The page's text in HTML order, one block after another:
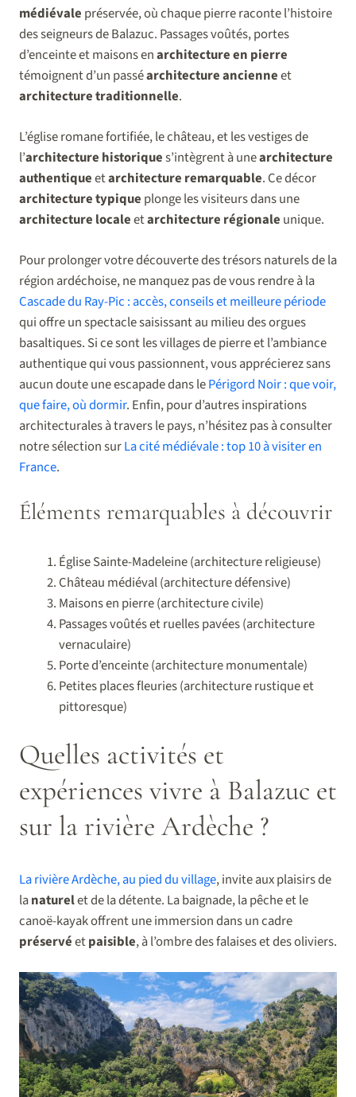
médiévale préservée, où chaque pierre raconte l’histoire
des seigneurs de Balazuc. Passages voûtés, portes
d’enceinte et maisons enarchitecture en pierre
témoignent d’un passéarchitecture ancienneet
architecture traditionnelle.
L’église romane fortifiée, le château, et les vestiges de
l’architecture historiques’intègrent à unearchitecture
authentiqueetarchitecture remarquable. Ce décor
architecture typique plonge les visiteurs dans une
architecture localeetarchitecture régionale unique.
Pour prolonger votre découverte des trésors naturels de la
région ardéchoise, ne manquez pas de vous rendre à la
Cascade du Ray-Pic : accès, conseils et meilleure période
qui offre un spectacle saisissant au milieu des orgues
basaltiques. Si ce sont les villages de pierre et l’ambiance
authentique qui vous passionnent, vous apprécierez sans
aucun doute une escapade dans lePérigord Noir : que voir,
que faire, où dormir. Enfin, pour d’autres inspirations
architecturales à travers le pays, n’hésitez pas à consulter
notre sélection surLa cité médiévale : top 10 à visiter en
France.
Éléments remarquables à découvrir
Église Sainte-Madeleine (architecture religieuse)
Château médiéval (architecture défensive)
Maisons en pierre (architecture civile)
Passages voûtés et ruelles pavées (architecture
vernaculaire)
Porte d’enceinte (architecture monumentale)
Petites places fleuries (architecture rustique et
pittoresque)
Quelles activités et
expériences vivre à Balazuc et
sur la rivière Ardèche ?
La rivière Ardèche, au pied du village, invite aux plaisirs de
lanaturelet de la détente. La baignade, la pêche et le
canoë-kayak offrent une immersion dans un cadre
préservéetpaisible, à l’ombre des falaises et des oliviers.